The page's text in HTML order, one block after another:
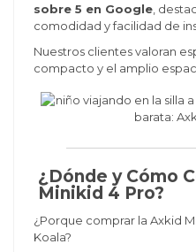
sobre 5 en Google,
comodidad y facilidad de
Nuestros clientes valoran
compacto y el amplio
¿Dónde y Cómo
Minikid 4 Pro?
¿Porque comprar la Axkid
Koala?